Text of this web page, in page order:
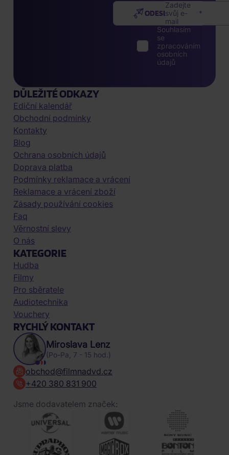
Zadejte
svůj e-
mail
ODESLAT
Souhlasím
se
zpracováním
osobních
údajů
DŮLEŽITÉ ODKAZY
Ediční kalendář
Obchodní podmínky
Kontakty
Blog
Ochrana osobních údajů
Doprava platba
Podmínky reklamace a vrácení
Reklamace a vrácení zboží
Zásady používání cookies
Faq
Věrnostní slevy
O nás
KATEGORIE
Hudba
Filmy
Pro sběratele
Audiotechnika
Vouchery
RYCHLÝ KONTAKT
Miroslava Lenz
(Po-Pa, 7 - 15 hod.)
obchod@filmnadvd.cz
+420 380 831 900
Jsme dodavatelem značek: